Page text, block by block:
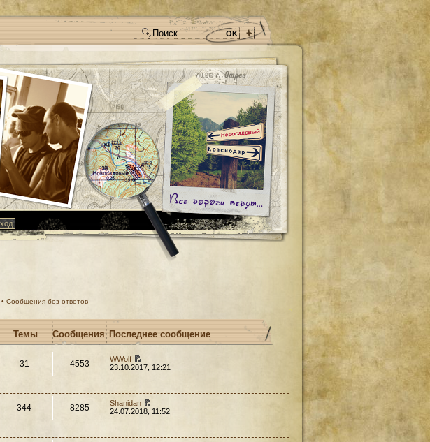
• Сообщения без ответов
Темы Сообщения Последнее сообщение
31 4553
WWolf
23.10.2017, 12:21
344 8285
Shanidan
24.07.2018, 11:52